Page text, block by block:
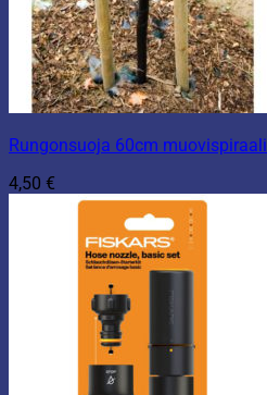
Rungonsuoja 60cm muovispiraali
4,50 €